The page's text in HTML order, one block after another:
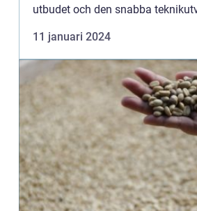
utbudet och den snabba
passar bäst. Denna artikel ...
11 januari 2024